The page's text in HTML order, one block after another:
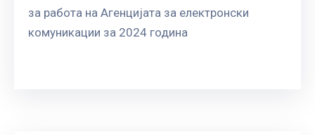
за работа на Агенцијата за електронски
комуникации за 2024 година